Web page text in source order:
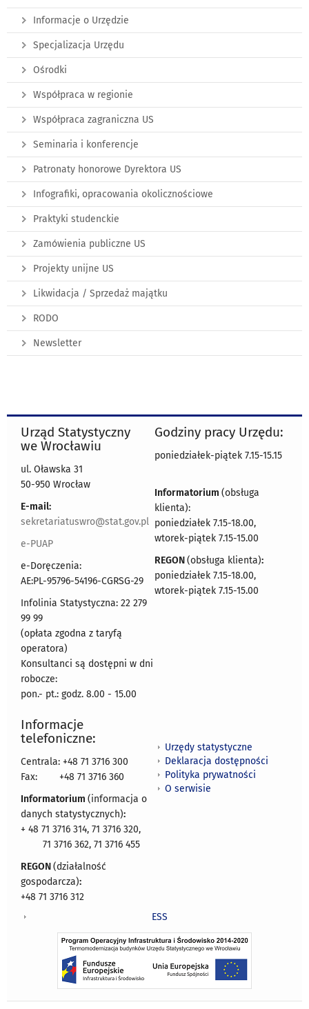
Informacje o Urzędzie
Specjalizacja Urzędu
Ośrodki
Współpraca w regionie
Współpraca zagraniczna US
Seminaria i konferencje
Patronaty honorowe Dyrektora US
Infografiki, opracowania okolicznościowe
Praktyki studenckie
Zamówienia publiczne US
Projekty unijne US
Likwidacja / Sprzedaż majątku
RODO
Newsletter
Urząd Statystyczny
we Wrocławiu
ul. Oławska 31
50-950 Wrocław
E-mail:
sekretariatuswro@stat.gov.pl
e-PUAP
e-Doręczenia:
AE:PL-95796-54196-CGRSG-29
Infolinia Statystyczna: 22 279
99 99
(opłata zgodna z taryfą
operatora)
Konsultanci są dostępni w dni
robocze:
pon.- pt.: godz. 8.00 - 15.00
Godziny pracy Urzędu:
poniedziałek-piątek 7.15-15.15
Informatorium (obsługa
klienta):
poniedziałek 7.15-18.00,
wtorek-piątek 7.15-15.00
REGON(obsługa klienta):
poniedziałek 7.15-18.00,
wtorek-piątek 7.15-15.00
Informacje
telefoniczne:
Centrala: +48 71 3716 300
Fax:
+48 71 3716 360
Informatorium (informacja o
danych statystycznych):
+ 48 71 3716 314, 71 3716 320,
71 3716 362, 71 3716 455
REGON(działalność
gospodarcza):
+48 71 3716 312
Urzędy statystyczne
Deklaracja dostępności
Polityka prywatności
O serwisie
ESS